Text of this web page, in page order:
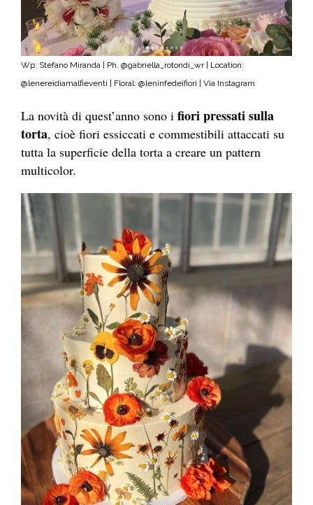
Wp: Stefano Miranda | Ph. @gabriella_rotondi_wr | Location:
@lenereidiamalfieventi | Floral: @leninfedeifiori | Via Instagram
La novità di quest’anno sono i fiori pressati sulla
torta, cioè fiori essiccati e commestibili attaccati su
tutta la superficie della torta a creare un pattern
multicolor.